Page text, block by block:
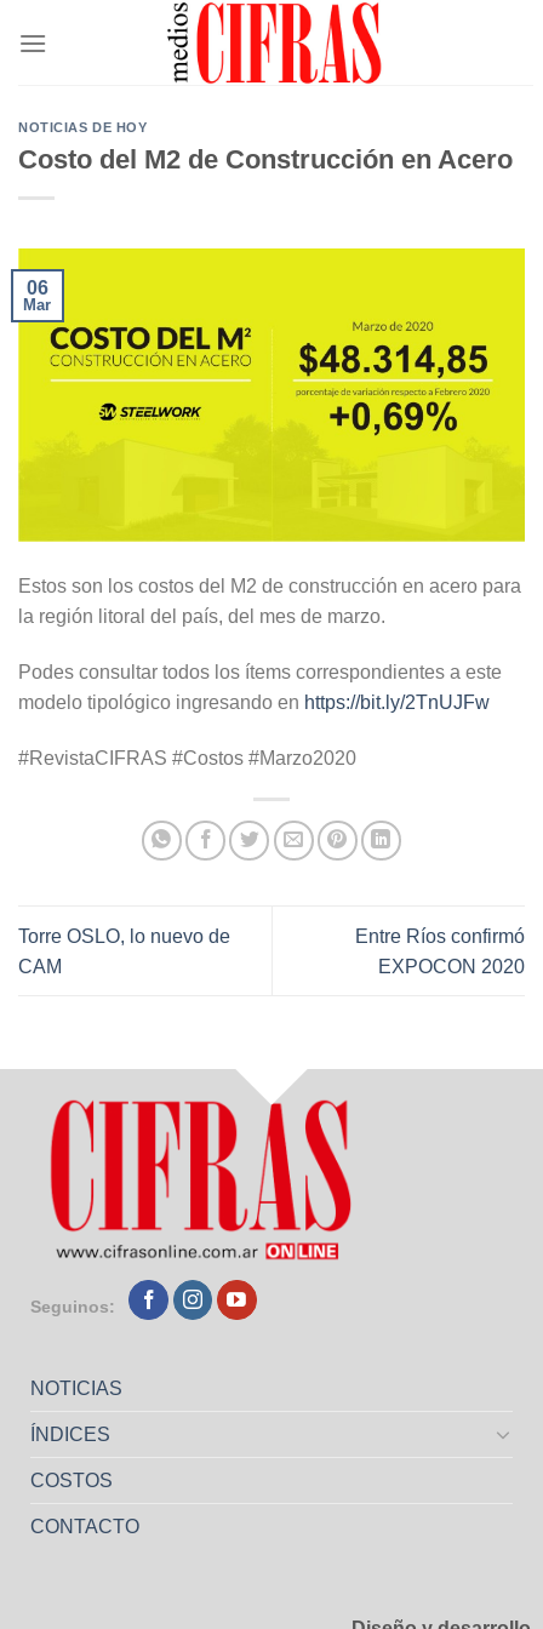
NOTICIAS DE HOY
Costo del M2 de Construcción en Acero
06
Mar
Estos son los costos del M2 de construcción en acero para
la región litoral del país, del mes de marzo.
Podes consultar todos los ítems correspondientes a este
modelo tipológico ingresando en https://bit.ly/2TnUJFw
#RevistaCIFRAS #Costos #Marzo2020
Torre OSLO, lo nuevo de
CAM
Entre Ríos confirmó
EXPOCON 2020
Seguinos:
NOTICIAS
ÍNDICES
COSTOS
CONTACTO